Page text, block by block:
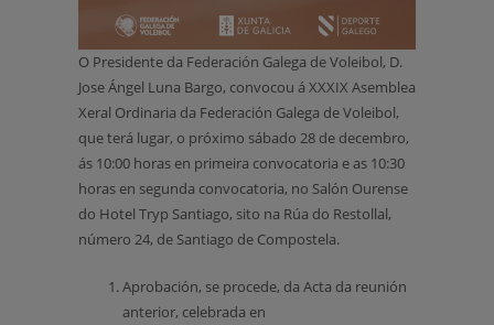
O Presidente da Federación Galega de Voleibol, D.
Jose Ángel Luna Bargo, convocou á XXXIX Asemblea
Xeral Ordinaria da Federación Galega de Voleibol,
que terá lugar, o próximo sábado 28 de decembro,
ás 10:00 horas en primeira convocatoria e as 10:30
horas en segunda convocatoria, no Salón Ourense
do Hotel Tryp Santiago, sito na Rúa do Restollal,
número 24, de Santiago de Compostela.
Aprobación, se procede, da Acta da reunión
anterior, celebrada en